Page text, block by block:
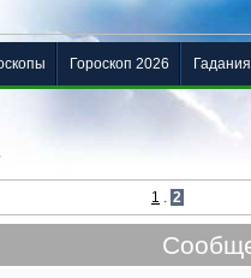
1 . 2
Гороскоп 2026 Гадания